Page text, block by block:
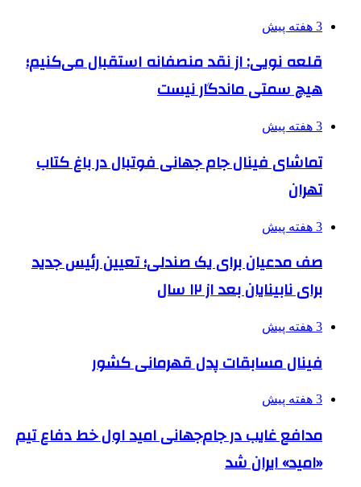
3 هفته پیش
قلعه نویی: از نقد منصفانه استقبال می‌کنیم؛
هیچ سمتی ماندگار نیست
3 هفته پیش
تماشای فینال جام جهانی فوتبال در باغ کتاب
تهران
3 هفته پیش
صف مدعیان برای یک صندلی؛ تعیین رئیس جدید
برای نابینایان بعد از ۱۲ سال
3 هفته پیش
فینال مسابقات پدل قهرمانی کشور
3 هفته پیش
مدافع غایب در جام‌جهانی امید اول خط دفاع تیم
«امید» ایران شد